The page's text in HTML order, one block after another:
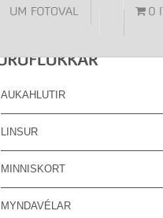
AUKAHLUTIR
LINSUR
MINNISKORT
MYNDAVÉLAR